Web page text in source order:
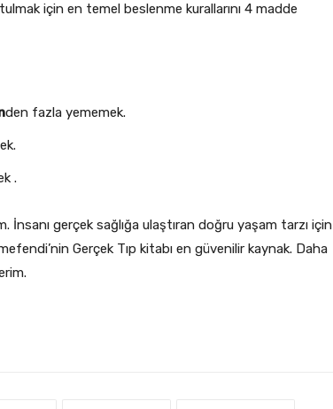
için en temel beslenme kurallarını 4 madde
den fazla yememek.
.
İnsanı gerçek sağlığa ulaştıran doğru yaşam tarzı için
Gerçek Tıp kitabı en güvenilir kaynak. Daha